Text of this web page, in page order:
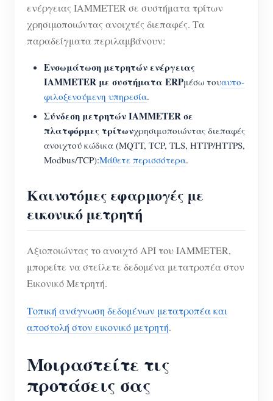
ενέργειας IAMMETER σε συστήματα τρίτων
χρησιμοποιώντας ανοιχτές διεπαφές. Τα
παραδείγματα περιλαμβάνουν:
Ενσωμάτωση μετρητών ενέργειας
IAMMETER με συστήματα ERPμέσω τουαυτο-
φιλοξενούμενη υπηρεσία.
Σύνδεση μετρητών IAMMETER σε
πλατφόρμες τρίτωνχρησιμοποιώντας διεπαφές
ανοιχτού κώδικα (MQTT, TCP, TLS, HTTP/HTTPS,
Modbus/TCP):Μάθετε περισσότερα.
Καινοτόμες εφαρμογές με
εικονικό μετρητή
Αξιοποιώντας το ανοιχτό API του IAMMETER,
μπορείτε να στείλετε δεδομένα μετατροπέα στον
Εικονικό Μετρητή.
Τοπική ανάγνωση δεδομένων μετατροπέα και
αποστολή στον εικονικό μετρητή.
Μοιραστείτε τις
προτάσεις σας